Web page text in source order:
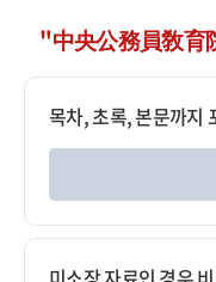
"中央公務員敎育
목차, 초록, 본문까지